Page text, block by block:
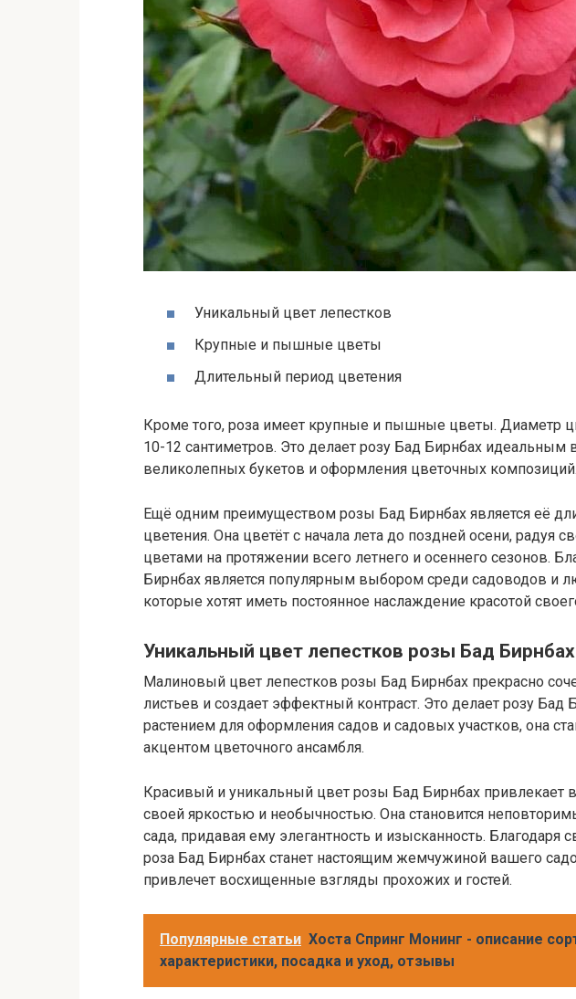
Уникальный цвет лепестков
Крупные и пышные цветы
Длительный период цветения
Кроме того, роза имеет крупные и пышные цветы. Диаметр
10-12 сантиметров. Это делает розу Бад Бирнбах идеальным
великолепных букетов и оформления цветочных композиций.
Ещё одним преимуществом розы Бад Бирнбах является её
цветения. Она цветёт с начала лета до поздней осени, радуя
цветами на протяжении всего летнего и осеннего сезонов.
Бирнбах является популярным выбором среди садоводов и
которые хотят иметь постоянное наслаждение красотой
Уникальный цвет лепестков розы Бад
Малиновый цвет лепестков розы Бад Бирнбах прекрасно
листьев и создает эффектный контраст. Это делает розу
растением для оформления садов и садовых участков, она
акцентом цветочного ансамбля.
Красивый и уникальный цвет розы Бад Бирнбах привлекает
своей яркостью и необычностью. Она становится
сада, придавая ему элегантность и изысканность. Благодаря
роза Бад Бирнбах станет настоящим жемчужиной вашего
привлечет восхищенные взгляды прохожих и гостей.
Популярные статьи Хоста Спринг Монинг - описание
характеристики, посадка и уход, отзывы